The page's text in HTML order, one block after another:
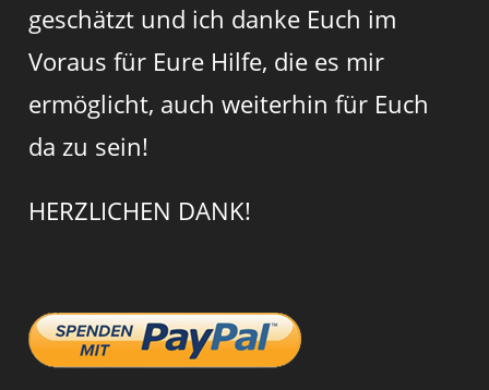
geschätzt und ich danke Euch im
Voraus für Eure Hilfe, die es mir
ermöglicht, auch weiterhin für Euch
da zu sein!
HERZLICHEN DANK!